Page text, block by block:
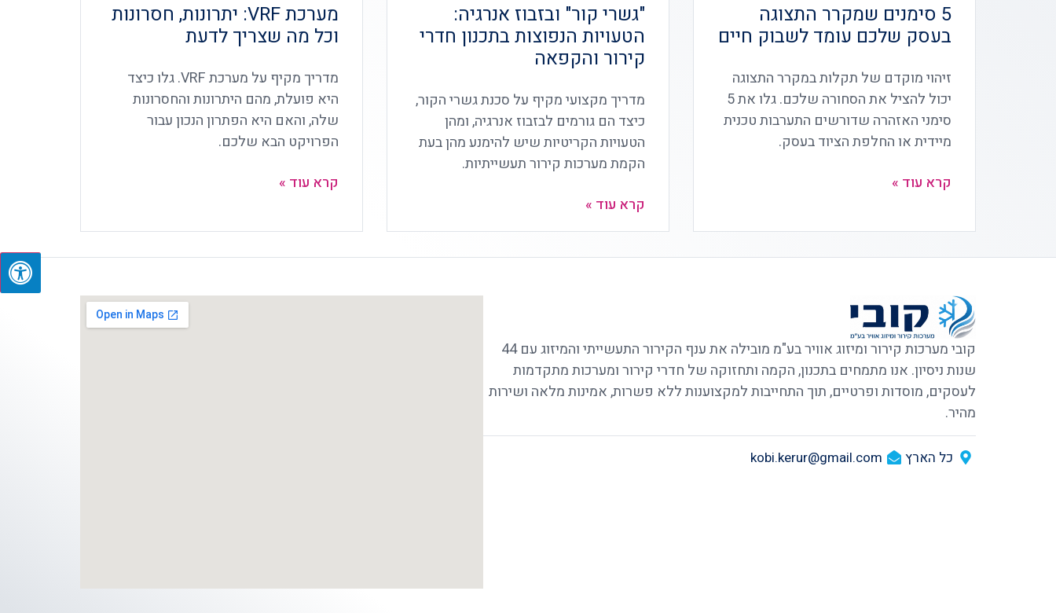
5 סימנים שמקרר התצוגה
בעסק שלכם עומד לשבוק חיים
זיהוי מוקדם של תקלות במקרר התצוגה
יכול להציל את הסחורה שלכם. גלו את 5
סימני האזהרה שדורשים התערבות טכנית
מיידית או החלפת הציוד בעסק.
קרא עוד »
"גשרי קור" ובזבוז אנרגיה:
הטעויות הנפוצות בתכנון חדרי
קירור והקפאה
מדריך מקצועי מקיף על סכנת גשרי הקור,
כיצד הם גורמים לבזבוז אנרגיה, ומהן
הטעויות הקריטיות שיש להימנע מהן בעת
הקמת מערכות קירור תעשייתיות.
קרא עוד »
מערכת VRF: יתרונות, חסרונות
וכל מה שצריך לדעת
מדריך מקיף על מערכת VRF. גלו כיצד
היא פועלת, מהם היתרונות והחסרונות
שלה, והאם היא הפתרון הנכון עבור
הפרויקט הבא שלכם.
קרא עוד »
קובי מערכות קירור ומיזוג אוויר בע"מ מובילה את ענף הקירור התעשייתי והמיזוג עם 44
שנות ניסיון. אנו מתמחים בתכנון, הקמה ותחזוקה של חדרי קירור ומערכות מתקדמות
לעסקים, מוסדות ופרטיים, תוך התחייבות למקצוענות ללא פשרות, אמינות מלאה ושירות
מהיר.
כל הארץ kobi.kerur@gmail.com